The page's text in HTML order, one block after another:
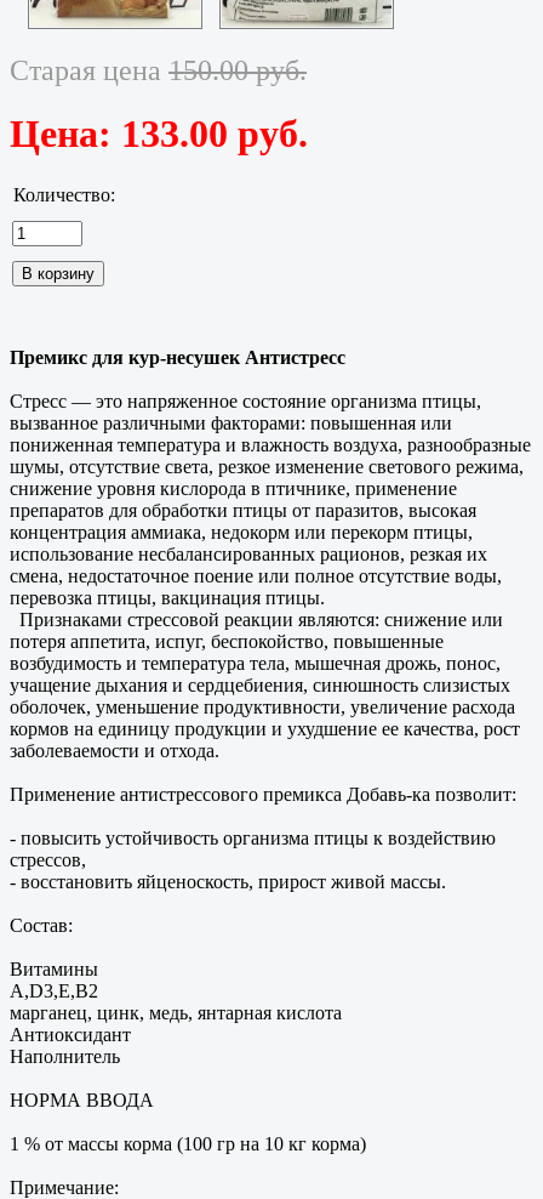
Старая цена 150.00 руб.
Цена: 133.00 руб.
Количество:
Премикс для кур-несушек Антистресс
Стресс — это напряженное состояние организма птицы,
вызванное различными факторами: повышенная или
пониженная температура и влажность воздуха, разнообразные
шумы, отсутствие света, резкое изменение светового режима,
снижение уровня кислорода в птичнике, применение
препаратов для обработки птицы от паразитов, высокая
концентрация аммиака, недокорм или перекорм птицы,
использование несбалансированных рационов, резкая их
смена, недостаточное поение или полное отсутствие воды,
перевозка птицы, вакцинация птицы.
Признаками стрессовой реакции являются: снижение или
потеря аппетита, испуг, беспокойство, повышенные
возбудимость и температура тела, мышечная дрожь, понос,
учащение дыхания и сердцебиения, синюшность слизистых
оболочек, уменьшение продуктивности, увеличение расхода
кормов на единицу продукции и ухудшение ее качества, рост
заболеваемости и отхода.
Применение антистрессового премикса Добавь-ка позволит:
- повысить устойчивость организма птицы к воздействию
стрессов,
- восстановить яйценоскость, прирост живой массы.
Состав:
Витамины
А,D3,Е,В2
марганец, цинк, медь, янтарная кислота
Антиоксидант
Наполнитель
НОРМА ВВОДА
1 % от массы корма (100 гр на 10 кг корма)
Примечание: